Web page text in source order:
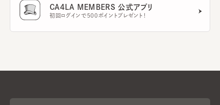
CA4LA MEMBERS 公式アプリ
初回ログインで500ポイントプレゼント！